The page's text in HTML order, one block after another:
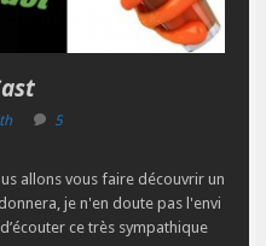
5
allons vous faire découvrir un
je n'en doute pas l'envi
ce très sympathique